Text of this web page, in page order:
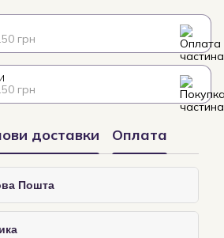
грн
грн
доставки Оплата
Пошта